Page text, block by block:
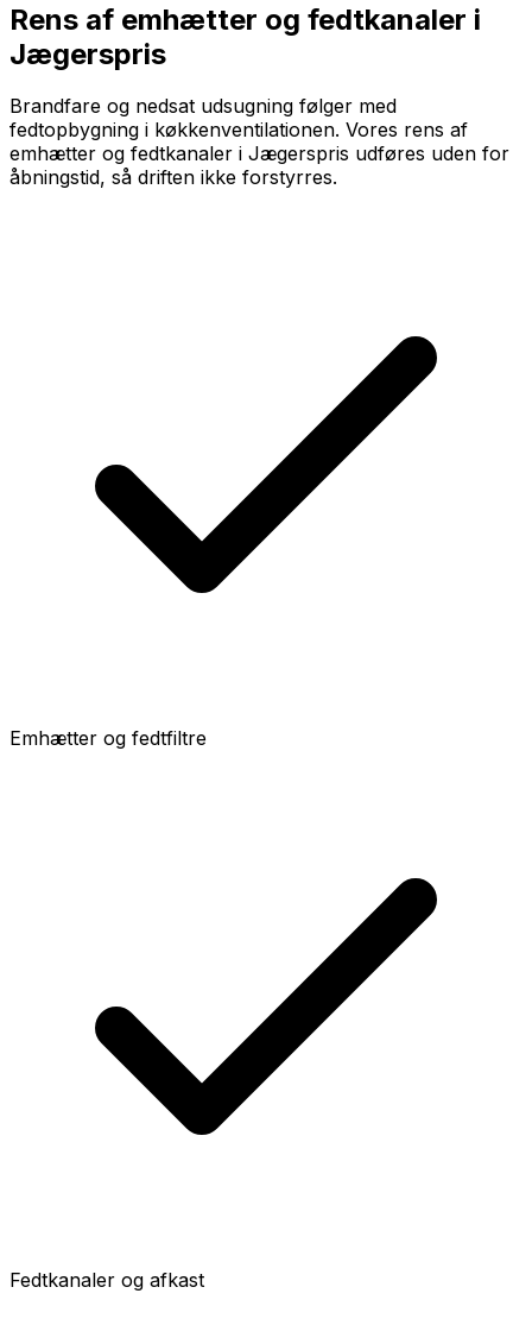
Rens af emhætter og fedtkanaler i
Jægerspris
Brandfare og nedsat udsugning følger med
fedtopbygning i køkkenventilationen. Vores rens af
emhætter og fedtkanaler i Jægerspris udføres uden for
åbningstid, så driften ikke forstyrres.
Emhætter og fedtfiltre
Fedtkanaler og afkast